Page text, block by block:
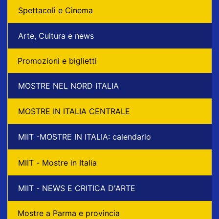
Spettacoli e Cinema
Arte, Cultura e news
Promozioni e biglietti
MOSTRE NEL NORD ITALIA
MOSTRE IN ITALIA CENTRALE
MIIT -MOSTRE IN ITALIA: calendario
MIIT - Mostre in Italia
MIIT - NEWS E CRITICA D'ARTE
Mostre a Parma e provincia